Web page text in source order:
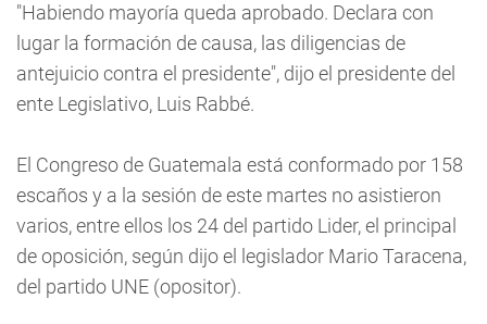
"Habiendo mayoría queda aprobado. Declara con
lugar la formación de causa, las diligencias de
antejuicio contra el presidente", dijo el presidente del
ente Legislativo, Luis Rabbé.
El Congreso de Guatemala está conformado por 158
escaños y a la sesión de este martes no asistieron
varios, entre ellos los 24 del partido Lider, el principal
de oposición, según dijo el legislador Mario Taracena,
del partido UNE (opositor).